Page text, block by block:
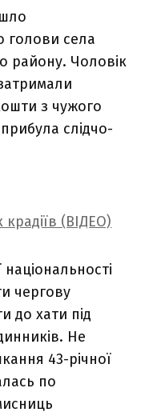
голови села
району. Чоловік
з чужого
слідчо-
(ВІДЕО)
чергову
до хати під
Не
43-річної
по